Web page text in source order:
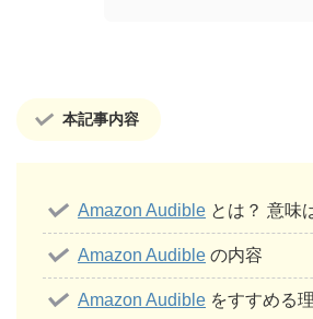
本記事内容
Amazon Audible とは？ 意味
Amazon Audible の内容
Amazon Audible をすすめる